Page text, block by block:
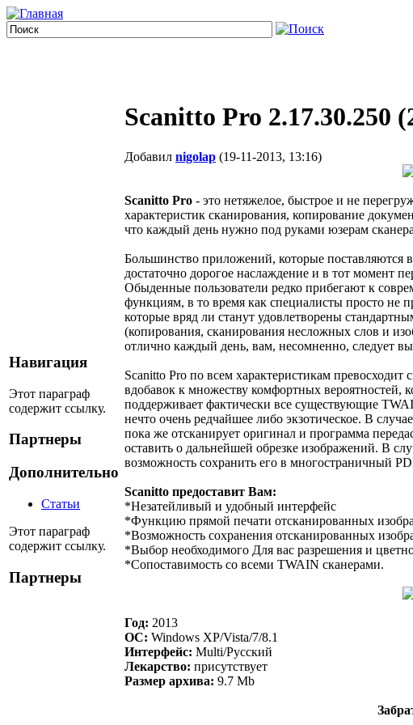
Навигация
Этот параграф
содержит ссылку.
Партнеры
Дополнительно
Статьи
Этот параграф
содержит ссылку.
Партнеры
Scanitto Pro 2.17.30.250
Добавил nigolap (19-11-2013, 13:16)
Scanitto Pro - это нетяжелое, быстрое и не
характеристик сканирования, копирование
что каждый день нужно под руками юзерам
Большинство приложений, которые поставляются
достаточно дорогое наслаждение и в тот момент
Обыденные пользователи редко прибегают к
функциям, в то время как специалисты просто не
которые вряд ли станут удовлетворены
(копирования, сканирования несложных слов и
отлично каждый день, вам, несомненно, следует
Scanitto Pro по всем характеристикам
вдобавок к множеству комфортных вероятностей,
поддерживает фактически все существующие
нечто очень редчайшее либо экзотическое. В
пока же отсканирует оригинал и программа
оставить о дальнейшей обрезке изображений. В
возможность сохранить его в многостраничный
Scanitto предоставит Вам:
*Незатейливый и удобный интерфейс
*Функцию прямой печати отсканированных
*Возможность сохранения отсканированных
*Выбор необходимого Для вас разрешения и
*Сопоставимость со всеми TWAIN сканерами.
Год: 2013
ОС: Windows XP/Vista/7/8.1
Интерфейс: Multi/Русский
Лекарство: присутствует
Размер архива: 9.7 Mb